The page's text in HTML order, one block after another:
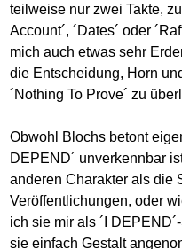
teilweise nur zwei Takte,
Account´, ´Dates´ oder
mich auch etwas sehr
die Entscheidung, Horn
´Nothing To Prove´ zu
Obwohl Blochs betont
DEPEND´ unverkennbar
anderen Charakter als die
Veröffentlichungen, oder
ich sie mir als ´I
sie einfach Gestalt